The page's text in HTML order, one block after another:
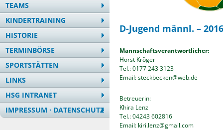
TEAMS
KINDERTRAINING
HISTORIE
TERMINBÖRSE
SPORTSTÄTTEN
LINKS
HSG INTRANET
IMPRESSUM · DATENSCHUTZ
D-Jugend männl. –
Mannschaftsverantwortlicher:
Horst Kröger
Tel.: 0177 243 3123
Email: steckbecken@web.de
Betreuerin:
Khira Lenz
Tel.: 04243 602816
Email: kiri.lenz@gmail.com